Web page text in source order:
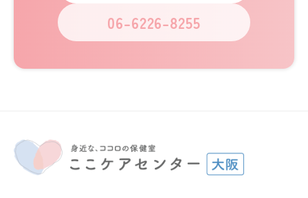
06-6226-8255